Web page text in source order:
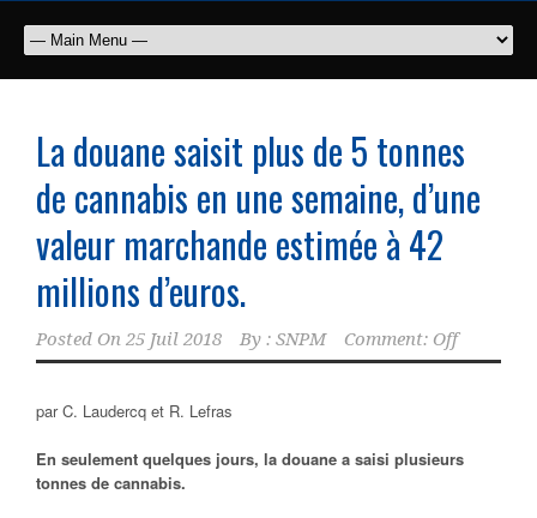
La douane saisit plus de 5 tonnes
de cannabis en une semaine, d’une
valeur marchande estimée à 42
millions d’euros.
Posted On 25 Juil 2018 By : SNPM Comment: Off
par C. Laudercq et R. Lefras
En seulement quelques jours, la douane a saisi plusieurs
tonnes de cannabis.